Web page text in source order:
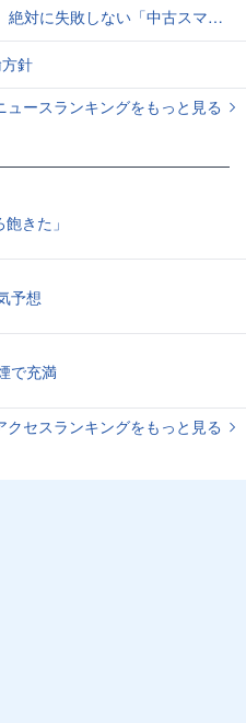
ない「中古スマホ」の売り方＆買い方
針
ュースランキングをもっと見る
きた」
予想
で充満
クセスランキングをもっと見る